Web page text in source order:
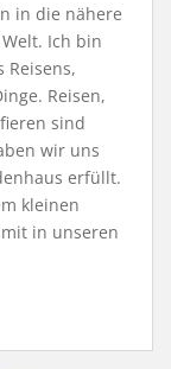
in die nähere
Ich bin
Reisens,
Reisen,
sind
wir uns
erfüllt.
kleinen
in unseren